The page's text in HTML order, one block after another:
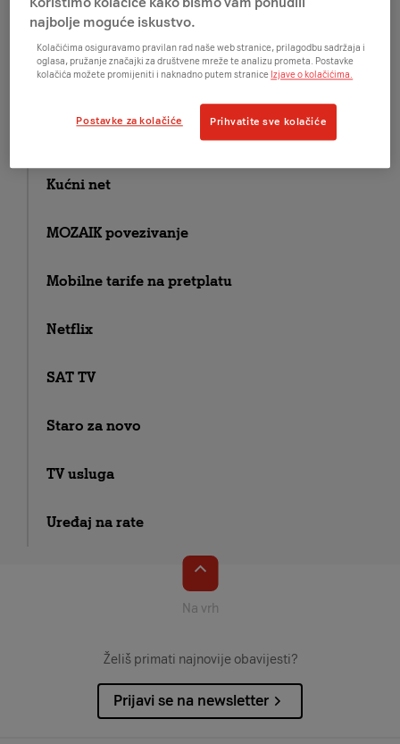
Fiksni telefon i internet
Kućni net
MOZAIK povezivanje
Mobilne tarife na pretplatu
Netflix
SAT TV
Staro za novo
TV usluga
Uređaj na rate
Na vrh
Želiš primati najnovije obavijesti?
Prijavi se na newsletter
najbolje moguće iskustvo.
Kolačićima osiguravamo pravilan rad naše web stranice, prilagodbu sadržaja i
oglasa, pružanje značajki za društvene mreže te analizu prometa. Postavke
kolačića možete promijeniti i naknadno putem stranice Izjave o kolačićima.
Postavke za kolačiće Prihvatite sve kolačiće